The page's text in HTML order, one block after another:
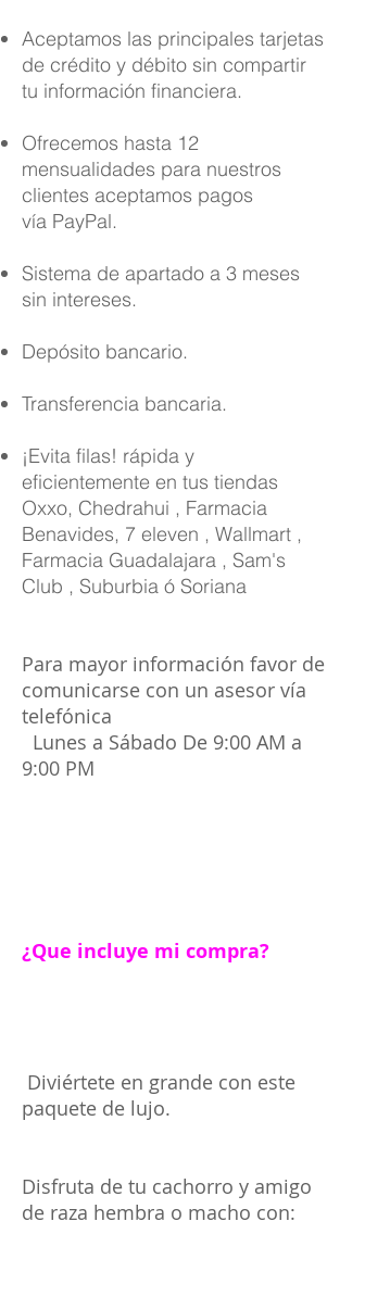
Aceptamos las principales tarjetas
de crédito y débito sin compartir
tu información financiera.
Ofrecemos hasta 12
mensualidades para nuestros
clientes aceptamos pagos
vía PayPal.
Sistema de apartado a 3 meses
sin intereses.
Depósito bancario.
Transferencia bancaria.
¡Evita filas! rápida y
eficientemente en tus tiendas
Oxxo, Chedrahui , Farmacia
Benavides, 7 eleven , Wallmart ,
Farmacia Guadalajara , Sam's
Club , Suburbia ó Soriana
Para mayor información favor de
comunicarse con un asesor vía
telefónica
Lunes a Sábado De 9:00 AM a
9:00 PM
¿Que incluye mi compra?
Diviértete en grande con este
paquete de lujo.
Disfruta de tu cachorro y amigo
de raza hembra o macho con: